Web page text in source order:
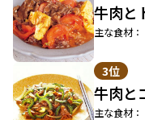
牛肉と
主な食材
3位
牛肉と
主な食材